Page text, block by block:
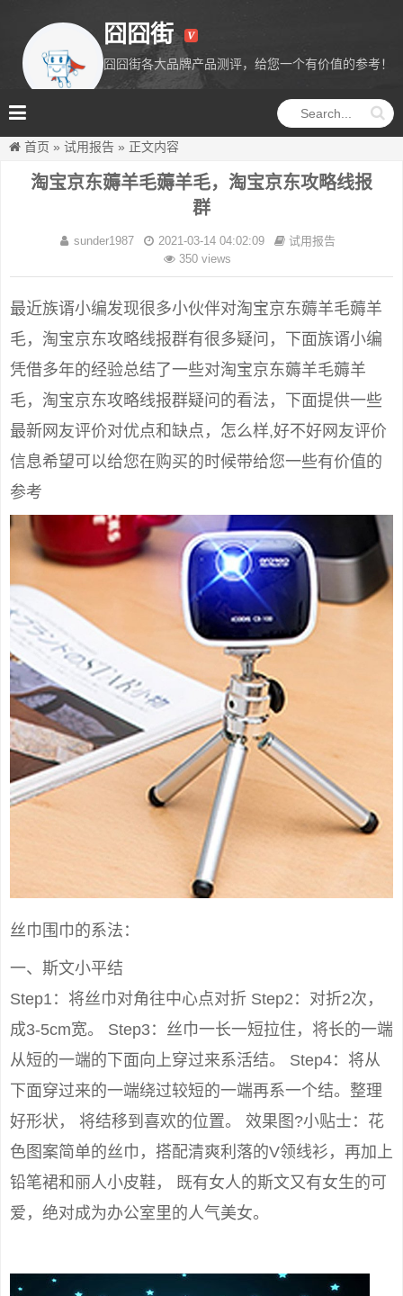
囧囧街
囧囧街各大品牌产品测评，给您一个有价值的参考！
首页 » 试用报告 » 正文内容
淘宝京东薅羊毛薅羊毛，淘宝京东攻略线报
群
sunder1987 2021-03-14 04:02:09
试用报告
350 views
最近族谞小编发现很多小伙伴对淘宝京东薅羊毛薅羊
毛，淘宝京东攻略线报群有很多疑问，下面族谞小编
凭借多年的经验总结了一些对淘宝京东薅羊毛薅羊
毛，淘宝京东攻略线报群疑问的看法，下面提供一些
最新网友评价对优点和缺点，怎么样,好不好网友评价
信息希望可以给您在购买的时候带给您一些有价值的
参考
丝巾围巾的系法：
一、斯文小平结
Step1：将丝巾对角往中心点对折 Step2：对折2次，
成3-5cm宽。 Step3：丝巾一长一短拉住，将长的一端
从短的一端的下面向上穿过来系活结。 Step4：将从
下面穿过来的一端绕过较短的一端再系一个结。整理
好形状， 将结移到喜欢的位置。 效果图?小贴士：花
色图案简单的丝巾，搭配清爽利落的V领线衫，再加上
铅笔裙和丽人小皮鞋， 既有女人的斯文又有女生的可
爱，绝对成为办公室里的人气美女。